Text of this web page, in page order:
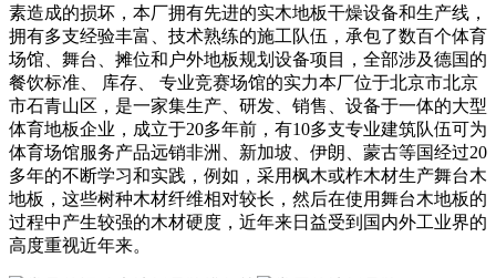
素造成的损坏，本厂拥有先进的实木地板干燥设备和生产线，
拥有多支经验丰富、技术熟练的施工队伍，承包了数百个体育
场馆、舞台、摊位和户外地板规划设备项目，全部涉及德国的
餐饮标准、 库存、 专业竞赛场馆的实力本厂位于北京市北京
市石青山区，是一家集生产、研发、销售、设备于一体的大型
体育地板企业，成立于20多年前，有10多支专业建筑队伍可为
体育场馆服务产品远销非洲、新加坡、伊朗、蒙古等国经过20
多年的不断学习和实践，例如，采用枫木或柞木材生产舞台木
地板，这些树种木材纤维相对较长，然后在使用舞台木地板的
过程中产生较强的木材硬度，近年来日益受到国内外工业界的
高度重视近年来。